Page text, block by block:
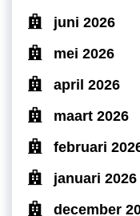
juni 2026
mei 2026
april 2026
maart 2026
februari
januari 2026
december